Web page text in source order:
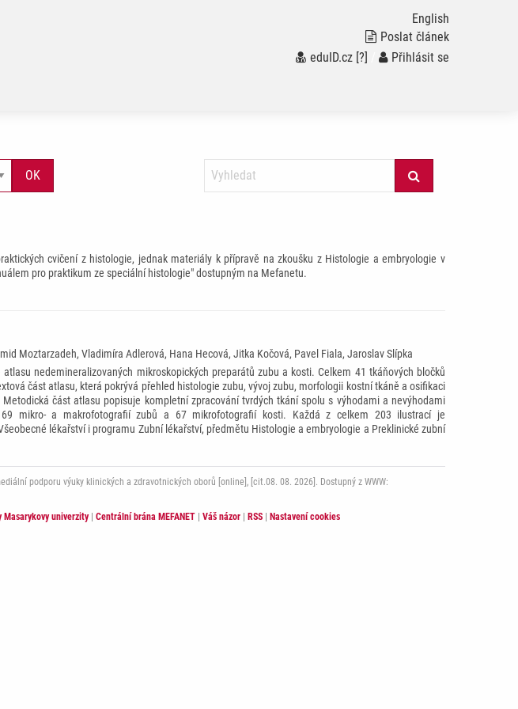
English
Poslat článek
eduID.cz [?] Přihlásit se
cvičení z histologie, jednak materiály k přípravě na zkoušku z Histologie a embryologie v
pro praktikum ze speciální histologie" dostupným na Mefanetu.
Moztarzadeh, Vladimíra Adlerová, Hana Hecová, Jitka Kočová, Pavel Fiala, Jaroslav Slípka
nedemineralizovaných mikroskopických preparátů zubu a kosti. Celkem 41 tkáňových bločků
část atlasu, která pokrývá přehled histologie zubu, vývoj zubu, morfologii kostní tkáně a osifikaci
část atlasu popisuje kompletní zpracování tvrdých tkání spolu s výhodami a nevýhodami
mikro- a makrofotografií zubů a 67 mikrofotografií kosti. Každá z celkem 203 ilustrací je
lékařství i programu Zubní lékařství, předmětu Histologie a embryologie a Preklinické zubní
podporu výuky klinických a zdravotnických oborů [online], [cit.08. 08. 2026]. Dostupný z WWW:
univerzity|Centrální brána MEFANET |Váš názor RSS Nastavení cookies